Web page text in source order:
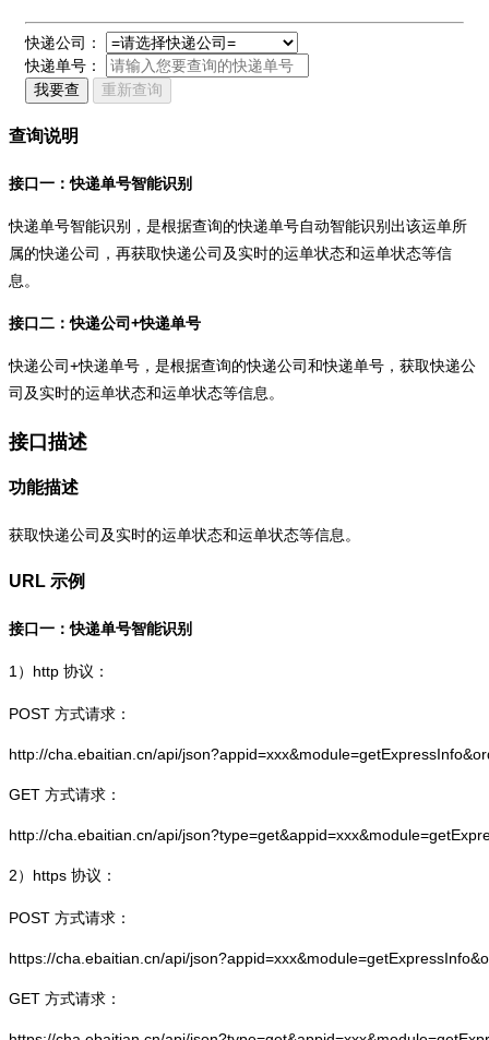
快递公司：
快递单号：
我要查
重新查询
查询说明
接口一：快递单号智能识别
快递单号智能识别，是根据查询的快递单号自动智能识别出该运单所
属的快递公司，再获取快递公司及实时的运单状态和运单状态等信
息。
接口二：快递公司+快递单号
快递公司+快递单号，是根据查询的快递公司和快递单号，获取快递公
司及实时的运单状态和运单状态等信息。
接口描述
功能描述
获取快递公司及实时的运单状态和运单状态等信息。
URL 示例
接口一：快递单号智能识别
1） http 协议：
POST 方式请求：
http://cha.ebaitian.cn/api/
GET 方式请求：
http://cha.ebaitian.cn/api/
2） https 协议：
POST 方式请求：
https://cha.ebaitian.cn/api/
GET 方式请求：